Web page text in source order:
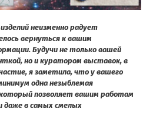
неизменно радует
вернуться к вашим
Будучи не только вашей
но и куратором выставок, в
я заметила, что у вашего
одна незыблемая
позволяет вашим работам
даже в самых смелых